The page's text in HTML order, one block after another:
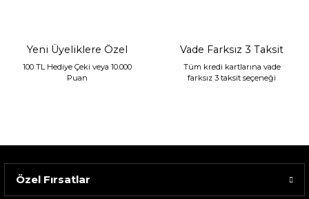
Yeni Üyeliklere Özel
100 TL Hediye Çeki veya 10.000
Puan
Vade Farksız 3 Taksit
Tüm kredi kartlarına vade
farksız 3 taksit seçeneği
Özel Fırsatlar